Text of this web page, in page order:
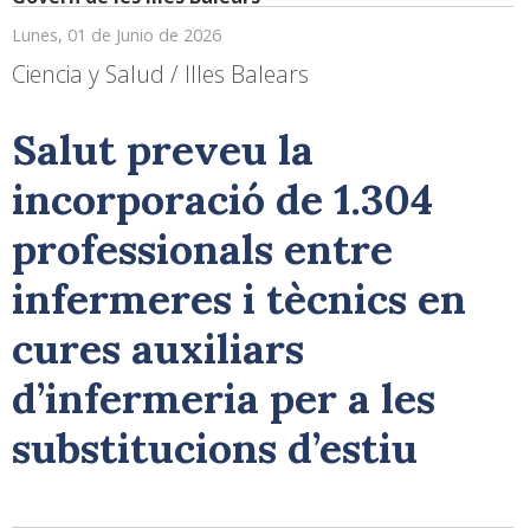
Lunes, 01 de Junio de 2026
Ciencia y Salud / Illes Balears
Salut preveu la
incorporació de 1.304
professionals entre
infermeres i tècnics en
cures auxiliars
d’infermeria per a les
substitucions d’estiu